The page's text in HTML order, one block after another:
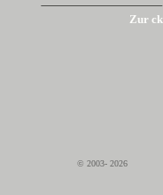
Zur ck
© 2003- 2026